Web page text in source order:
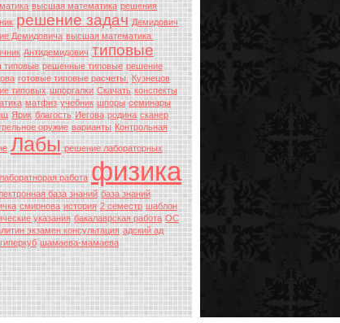
высшая математика решения
решение задач Демидович
Демидовича высшая математика.
Антидемидович типовые
типовые решенные типовые решение
готовые типовые расчеты. Кузнецов
типовых шпоргалки Скачать конспекты
матфиз учебник шпоры семинары
Ярик благость Иегова родина сканер
оружие варианты Контрольная
Лабы решение лабораторных
лаборатнорая работа физика
база знаний база знаний
смирнова история 2 семестр шаблон
указания бакалаврская работа ОС
экзамен консультация адский ад
гиперкуб шамаева-мамаева